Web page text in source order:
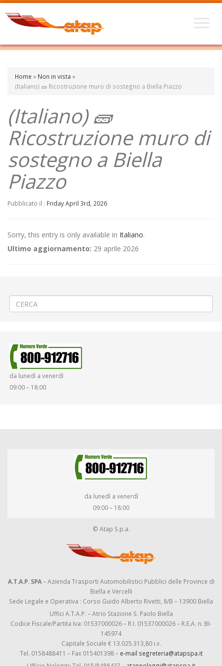
Home » Non in vista »
(Italiano) 🧱 Ricostruzione muro di sostegno a Biella Piazzo
(Italiano) 🧱
Ricostruzione muro di
sostegno a Biella
Piazzo
Pubblicato il : Friday April 3rd, 2026
Sorry, this entry is only available in Italiano.
Ultimo aggiornamento: 29 aprile 2026
da lunedì a venerdì
09:00 – 18:00
da lunedì a venerdì
09:00 – 18:00
© Atap S.p.a.
A.T.A.P. SPA– Azienda Trasporti Automobilistici Pubblici delle Province di
Biella e Vercelli
Sede Legale e Operativa : Corso Guido Alberto Rivetti, 8/B – 13900 Biella
Uffici A.T.A.P. – Atrio Stazione S. Paolo Biella
Codice Fiscale/Partita Iva: 01537000026 – R.I. 01537000026 – R.E.A. n. BI-
145974
Capitale Sociale € 13.025.313,80 i.v.
Tel. 0158488411 – Fax 015401398 – e-mail segreteria@atapspa.it